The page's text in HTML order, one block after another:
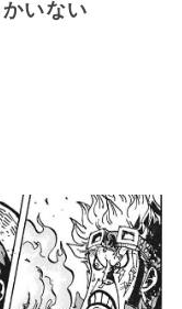
いない